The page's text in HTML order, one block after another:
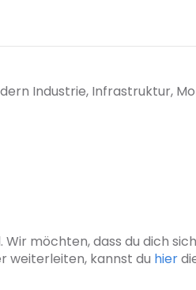
Industrie, Infrastruktur,
möchten, dass du dich
weiterleiten, kannst du hier